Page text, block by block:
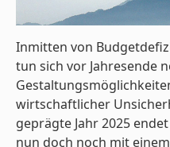
Inmitten von
tun sich vor Jahresende
wirtschaftlicher
geprägte Jahr 2025
nun doch noch mit